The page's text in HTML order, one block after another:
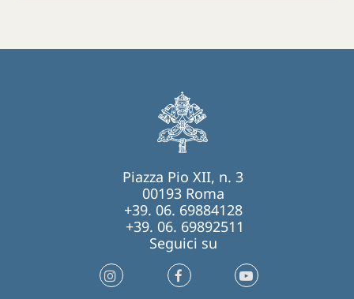
Piazza Pio XII, n. 3
00193 Roma
+39. 06. 69884128
+39. 06. 69892511
Seguici su